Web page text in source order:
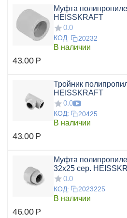
Муфта
HEISSKRAFT
0.0
КОД: 20232
В наличии
43.00 Р
Тройник
HEISSKRAFT
0.0
КОД: 20425
В наличии
43.00 Р
Муфта
32х25 сер.
0.0
КОД: 2023225
В наличии
46.00 Р